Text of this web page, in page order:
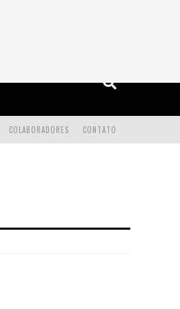
CONTATO
COLABORADORES